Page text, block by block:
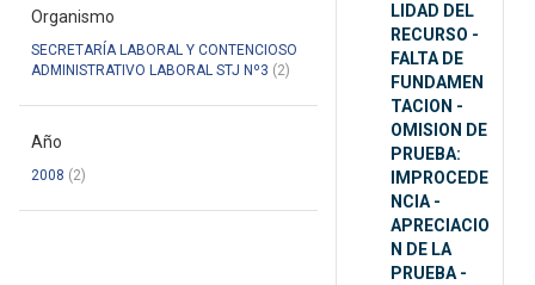
Organismo
SECRETARÍA LABORAL Y CONTENCIOSO
ADMINISTRATIVO LABORAL STJ Nº3 (2)
Año
2008 (2)
LIDAD DEL
RECURSO -
FALTA DE
FUNDAMEN
TACION -
OMISION DE
PRUEBA:
IMPROCEDE
NCIA -
APRECIACIO
N DE LA
PRUEBA -